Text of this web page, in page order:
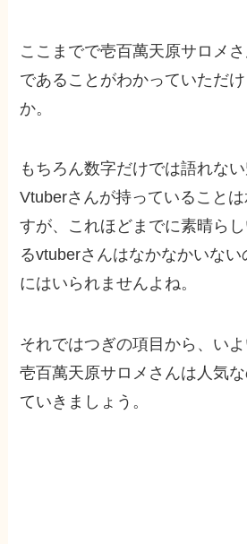
ここまでで壱百萬天原サロメ
であることがわかっていただ
か。
もちろん数字だけでは語れな
Vtuberさんが持っていること
すが、これほどまでに素晴ら
るvtuberさんはなかなかいな
にはいられませんよね。
それではつぎの項目から、い
壱百萬天原サロメさんは人気
ていきましょう。